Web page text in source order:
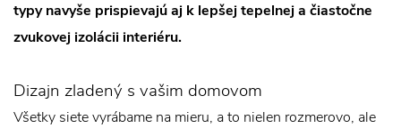
typy navyše prispievajú aj k lepšej tepelnej a čiastočne
zvukovej izolácii interiéru.
Dizajn zladený s vašim domovom
Všetky siete vyrábame na mieru, a to nielen rozmerovo, ale